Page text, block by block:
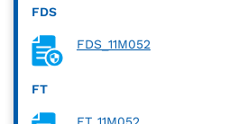
FDS
FDS_11M052
FT